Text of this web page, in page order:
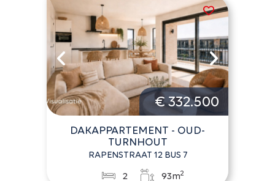
€ 332.500
DAKAPPARTEMENT - OUD-
TURNHOUT
RAPENSTRAAT 12 BUS 7
2 93m2